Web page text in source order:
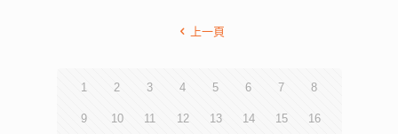
上一頁
1 2 3 4 5 6 7 8
9 10 11 12 13 14 15 16